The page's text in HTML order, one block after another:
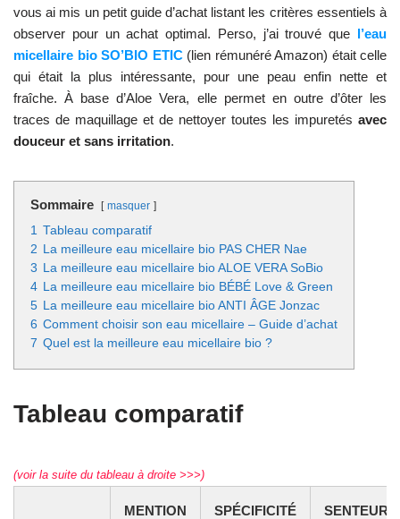
vous ai mis un petit guide d’achat listant les critères essentiels à
observer pour un achat optimal. Perso, j’ai trouvé que l’eau
micellaire bio SO’BIO ETIC(lien rémunéré Amazon) était celle
qui était la plus intéressante, pour une peau enfin nette et
fraîche. À base d’Aloe Vera, elle permet en outre d’ôter les
traces de maquillage et de nettoyer toutes les impuretés avec
douceur et sans irritation.
Sommaire masquer
1 Tableau comparatif
2 La meilleure eau micellaire bio PAS CHER Nae
3 La meilleure eau micellaire bio ALOE VERA SoBio
4 La meilleure eau micellaire bio BÉBÉ Love & Green
5 La meilleure eau micellaire bio ANTI ÂGE Jonzac
6 Comment choisir son eau micellaire – Guide d’achat
7 Quel est la meilleure eau micellaire bio ?
Tableau comparatif
(voir la suite du tableau à droite >>>)
MENTION SPÉCIFICITÉ SENTEUR/